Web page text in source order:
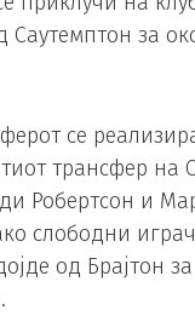
Саутемптон за
се
трансфер на
Робертсон и
слободни
од Брајтон